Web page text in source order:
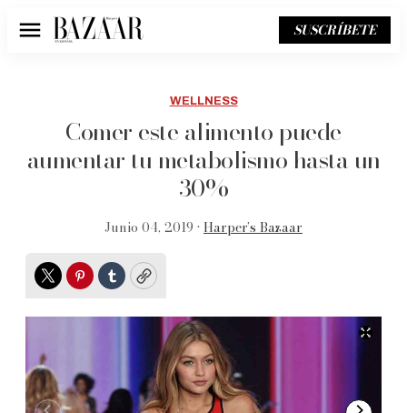
Menú SUSCRÍBETE
WELLNESS
Comer este alimento puede
aumentar tu metabolismo hasta un
30%
Junio 04, 2019 • Harper’s Bazaar
TwitterPinterest
TumblrCopy